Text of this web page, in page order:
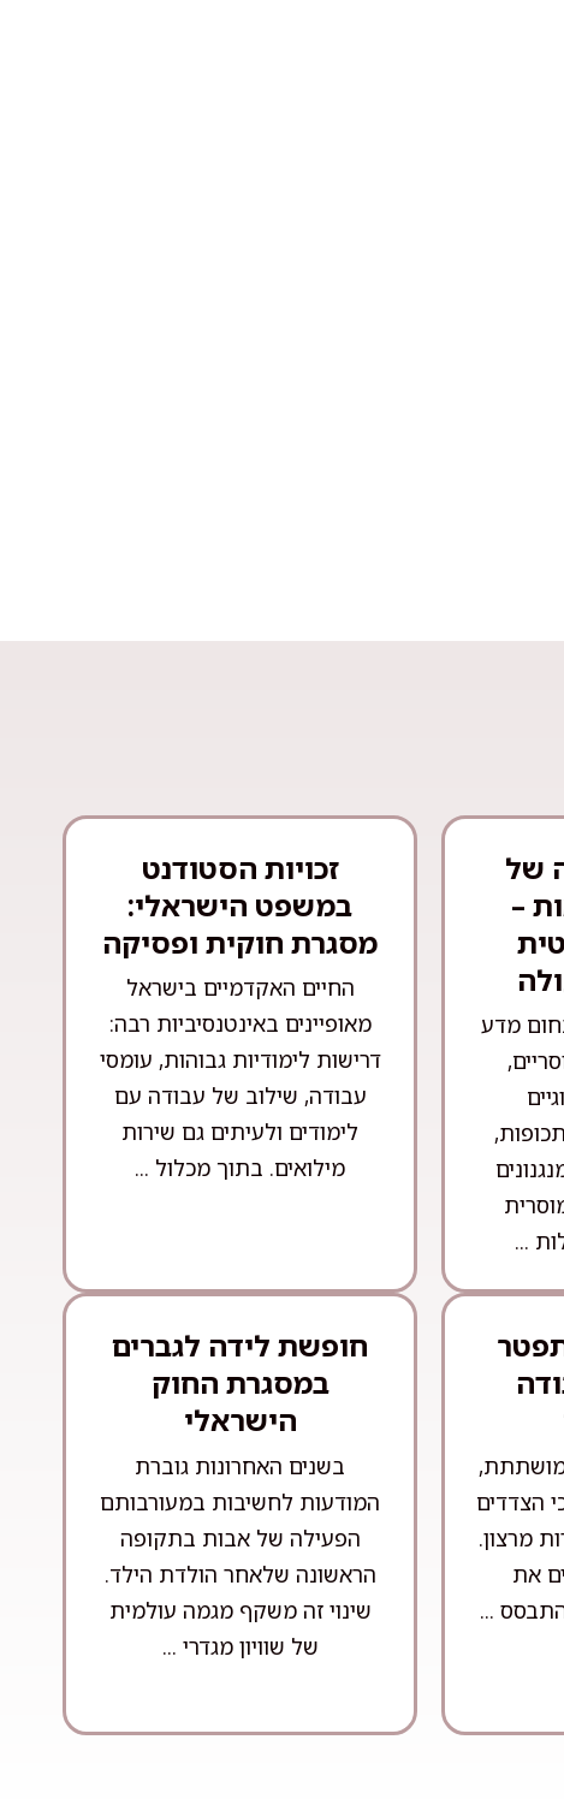
של
–
מדע
...
זכויות הסטודנט
במשפט הישראלי:
מסגרת חוקית ופסיקה
החיים האקדמיים בישראל
מאופיינים באינטנסיביות רבה:
דרישות לימודיות גבוהות, עומסי
עבודה, שילוב של עבודה עם
לימודים ולעיתים גם שירות
מילואים. בתוך מכלול ...
הצדדים
מרצון.
את
...
חופשת לידה לגברים
במסגרת החוק
הישראלי
בשנים האחרונות גוברת
המודעות לחשיבות במעורבותם
הפעילה של אבות בתקופה
הראשונה שלאחר הולדת הילד.
שינוי זה משקף מגמה עולמית
של שוויון מגדרי ...